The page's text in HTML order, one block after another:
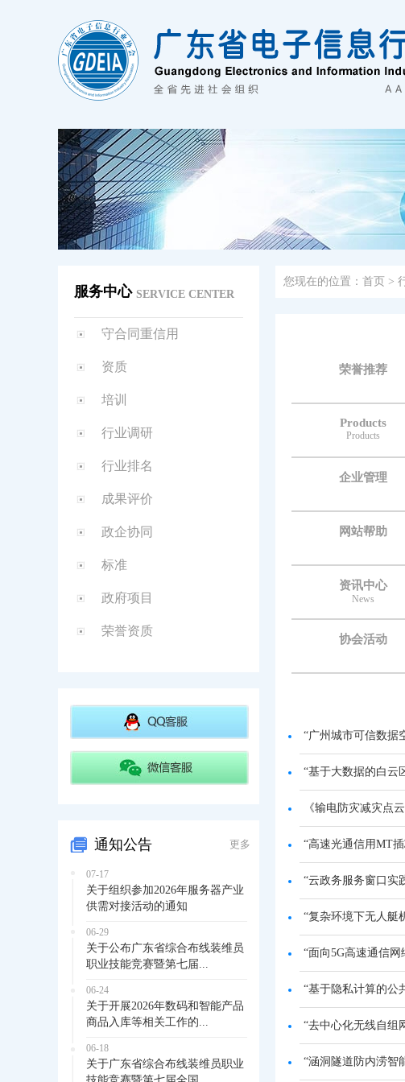
服务中心 SERVICE CENTER
守合同重信用
资质
培训
行业调研
行业排名
成果评价
政企协同
标准
政府项目
荣誉资质
通知公告 更多
07-17
关于组织参加2026年服务器产业
供需对接活动的通知
06-29
关于公布广东省综合布线装维员
职业技能竞赛暨第七届...
06-24
关于开展2026年数码和智能产品
商品入库等相关工作的...
06-18
关于广东省综合布线装维员职业
您现在的位置： 首页 >
荣誉推荐
Products
Products
企业管理
网站帮助
资讯中心
News
协会活动
“广州城市可信数据
“基于大数据的白云
《输电防灾减灾点
“高速光通信用MT
“云政务服务窗口实
“复杂环境下无人艇
“面向5G高速通信
“基于隐私计算的公
“去中心化无线自组
“涵洞隧道防内涝智